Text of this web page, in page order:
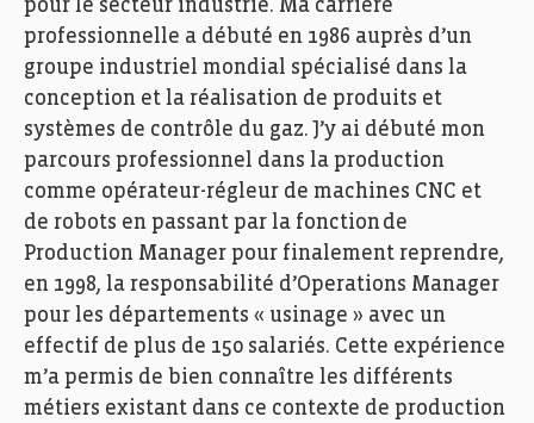
pour le secteur industrie. Ma carrière
professionnelle a débuté en 1986 auprès d’un
groupe industriel mondial spécialisé dans la
conception et la réalisation de produits et
systèmes de contrôle du gaz. J’y ai débuté mon
parcours professionnel dans la production
comme opérateur-régleur de machines CNC et
de robots en passant par la fonction de
Production Manager pour finalement reprendre,
en 1998, la responsabilité d’Operations Manager
pour les départements « usinage » avec un
effectif de plus de 150 salariés. Cette expérience
m’a permis de bien connaître les différents
métiers existant dans ce contexte de production